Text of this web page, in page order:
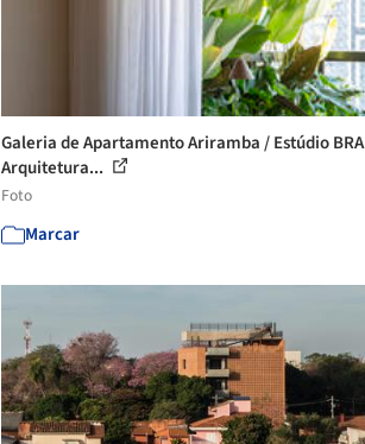
Galeria de Apartamento Ariramba / Estúdio BRA
Arquitetura...
Foto
Marcar